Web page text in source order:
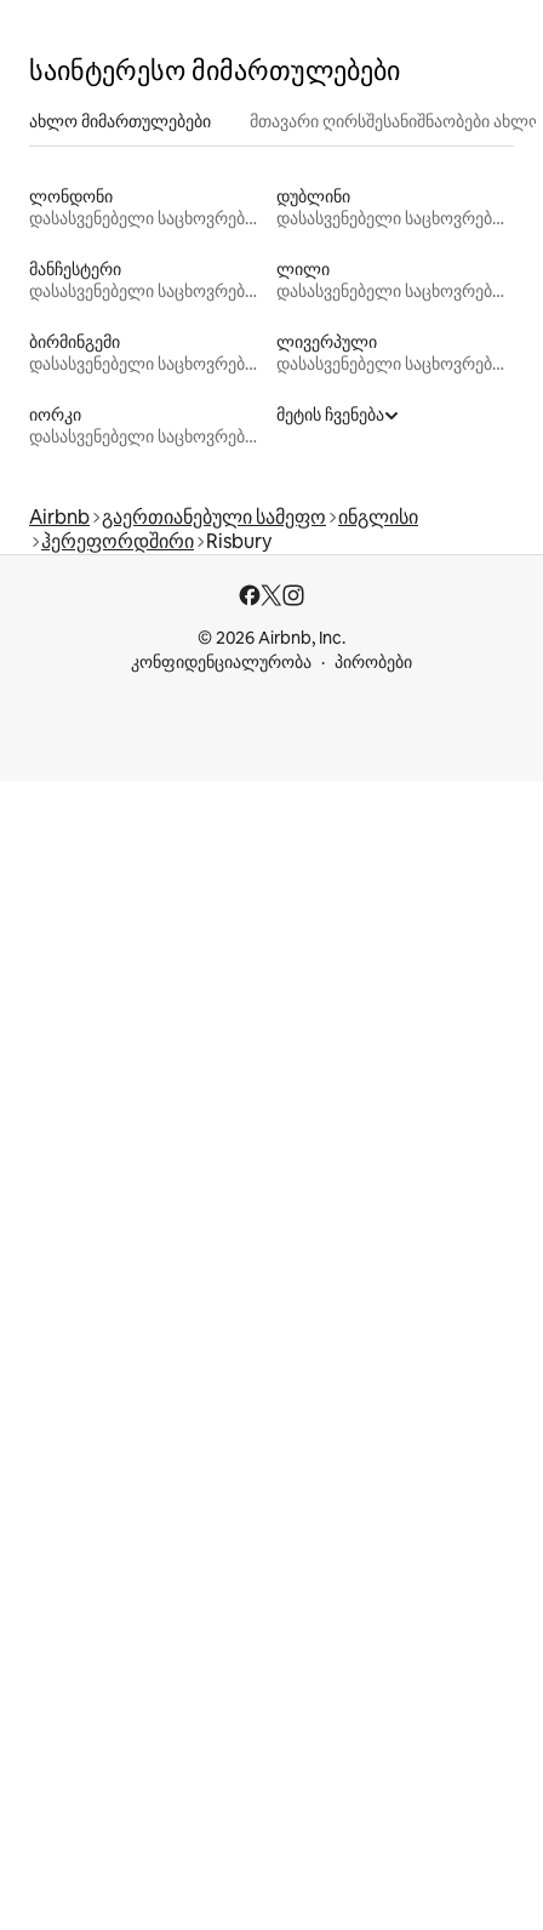
საინტერესო მიმართულებები
ახლო მიმართულებები მთავარი ღირსშესანიშნაობები
ლონდონი
დასასვენებელი საცხოვრებლები
დუბლინი
დასასვენებელი საცხოვრებლები
მანჩესტერი
დასასვენებელი საცხოვრებლები
ლილი
დასასვენებელი საცხოვრებლები
ბირმინგემი
დასასვენებელი საცხოვრებლები
ლივერპული
დასასვენებელი საცხოვრებლები
იორკი
დასასვენებელი საცხოვრებლები
მეტის ჩვენება
Airbnb გაერთიანებული სამეფო ინგლისი
ჰერეფორდშირი Risbury
© 2026 Airbnb, Inc.
კონფიდენციალურობა
პირობები